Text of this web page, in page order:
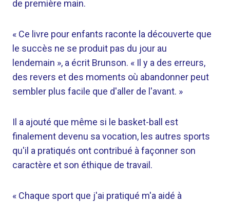
de première main.
« Ce livre pour enfants raconte la découverte que
le succès ne se produit pas du jour au
lendemain », a écrit Brunson. « Il y a des erreurs,
des revers et des moments où abandonner peut
sembler plus facile que d'aller de l'avant. »
Il a ajouté que même si le basket-ball est
finalement devenu sa vocation, les autres sports
qu'il a pratiqués ont contribué à façonner son
caractère et son éthique de travail.
« Chaque sport que j'ai pratiqué m'a aidé à